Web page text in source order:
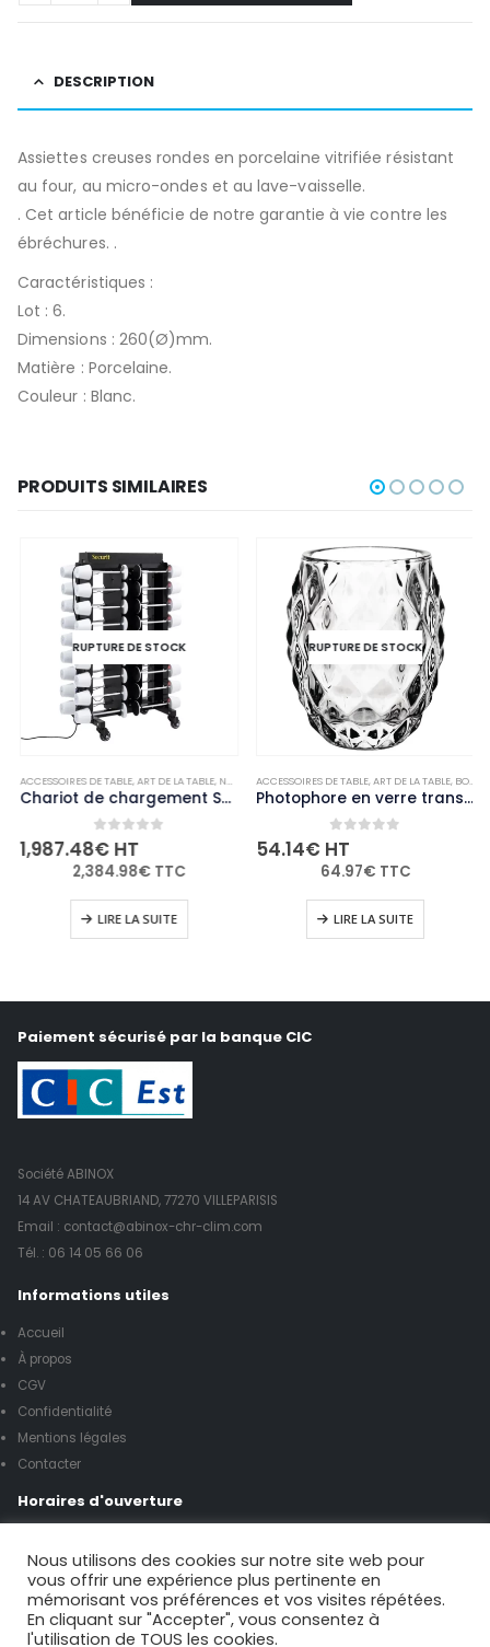
DESCRIPTION
Assiettes creuses rondes en porcelaine vitrifiée résistant
au four, au micro-ondes et au lave-vaisselle.
. Cet article bénéficie de notre garantie à vie contre les
ébréchures. .
Caractéristiques :
Lot : 6.
Dimensions : 260(Ø)mm.
Matière : Porcelaine.
Couleur : Blanc.
PRODUITS SIMILAIRES
,NON-PALETTISABLE
RUPTURE DE STOCK
ACCESSOIRES DE TABLE,ART DE LA TABLE, NON-PALETTISABLE
Chariot de chargement Securit pour 36 lampes de table adapté à GR652 GR655 GR656 GR657 GR658
0out of 5
1,987.48€HT
2,384.98€TTC
LIRE LA SUITE
RUPTURE DE STOCK
ACCESSOIRES DE TABLE,ART DE LA TABLE, BOUGIES ET PHOTOPHORES
Photophore en verre transparent diamant Olympia 75mm (Lot de 6)
0out of 5
54.14€HT
64.97€TTC
LIRE LA SUITE
Paiement sécurisé par la banque CIC
Société ABINOX
14 AV CHATEAUBRIAND, 77270 VILLEPARISIS
Email : contact@abinox-chr-clim.com
Tél. : 06 14 05 66 06
Informations utiles
Accueil
À propos
CGV
Confidentialité
Mentions légales
Contacter
Horaires d'ouverture
Samedi de 9h00 à 12h00
Nous utilisons des cookies sur notre site web pour
vous offrir une expérience plus pertinente en
mémorisant vos préférences et vos visites répétées.
En cliquant sur "Accepter", vous consentez à
l'utilisation de TOUS les cookies.